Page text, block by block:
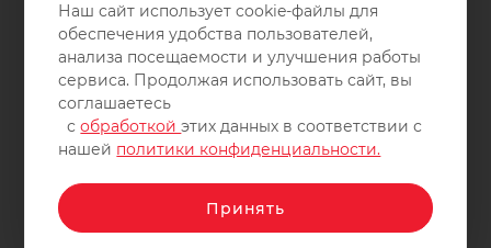
2011-2026 © интернет-магазин спортивных товаров
ВелоСаратов. Не является публичной офертой. Все права
защищены. Заимствование материалов и фотографий
запрещено.
Наш сайт использует cookie-файлы для
обеспечения удобства пользователей,
анализа посещаемости и улучшения работы
сервиса. Продолжая использовать сайт, вы
соглашаетесь
собработкойэтих данных в соответствии с
нашей политики конфиденциальности.
Принять